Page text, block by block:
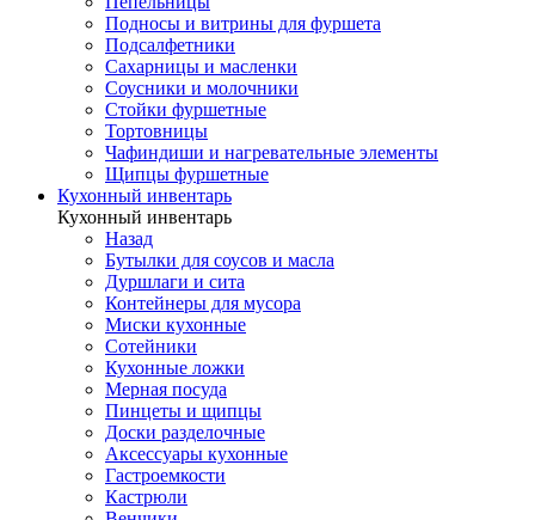
Подносы и витрины для фуршета
Подсалфетники
Сахарницы и масленки
Соусники и молочники
Стойки фуршетные
Тортовницы
Чафиндиши и нагревательные элементы
Щипцы фуршетные
Кухонный инвентарь
Кухонный инвентарь
Назад
Бутылки для соусов и масла
Дуршлаги и сита
Контейнеры для мусора
Миски кухонные
Сотейники
Кухонные ложки
Мерная посуда
Пинцеты и щипцы
Доски разделочные
Аксессуары кухонные
Гастроемкости
Кастрюли